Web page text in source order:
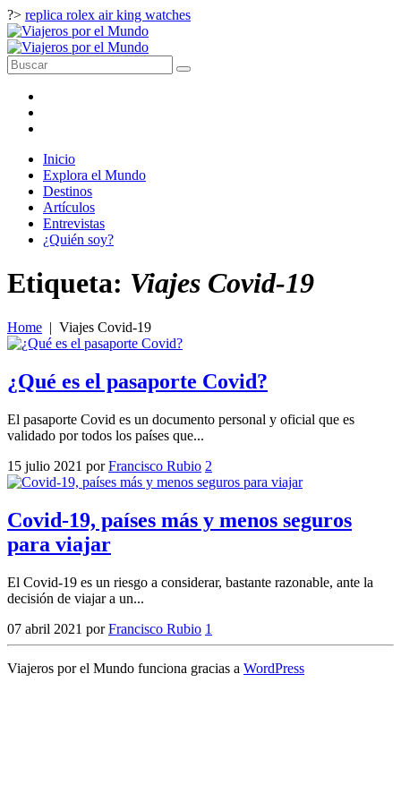
?> replica rolex air king watches
Inicio
Explora el Mundo
Destinos
Artículos
Entrevistas
¿Quién soy?
Etiqueta: Viajes Covid-19
Home | Viajes Covid-19
¿Qué es el pasaporte Covid?
El pasaporte Covid es un documento personal y oficial que es
validado por todos los países que...
15 julio 2021 porFrancisco Rubio 2
Covid-19, países más y menos seguros
para viajar
El Covid-19 es un riesgo a considerar, bastante razonable, ante la
decisión de viajar a un...
07 abril 2021 porFrancisco Rubio 1
Viajeros por el Mundo funciona gracias a WordPress